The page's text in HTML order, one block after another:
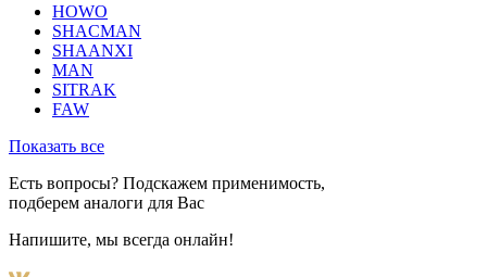
HOWO
SHACMAN
SHAANXI
MAN
SITRAK
FAW
Показать все
Есть вопросы? Подскажем применимость,
подберем аналоги для Вас
Напишите, мы всегда онлайн!